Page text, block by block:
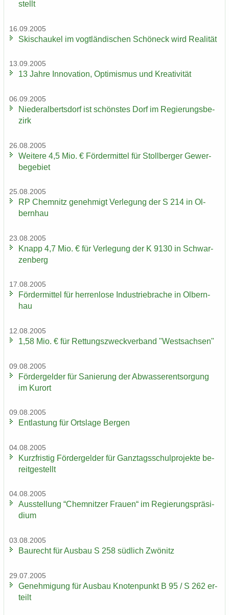
stellt
16.09.2005
Ski­schau­kel im vogt­län­di­schen Schöneck wird Rea­li­tät
13.09.2005
13 Jahre In­no­va­ti­on, Op­ti­mis­mus und Krea­ti­vi­tät
06.09.2005
Nie­der­al­berts­dorf ist schöns­tes Dorf im Re­gie­rungs­be­
zirk
26.08.2005
Wei­te­re 4,5 Mio. € För­der­mit­tel für Stoll­ber­ger Ge­wer­
be­ge­biet
25.08.2005
RP Chem­nitz ge­neh­migt Ver­le­gung der S 214 in Ol­
bern­hau
23.08.2005
Knapp 4,7 Mio. € für Ver­le­gung der K 9130 in Schwar­
zen­berg
17.08.2005
För­der­mit­tel für her­ren­lo­se In­dus­trie­bra­che in Ol­bern­
hau
12.08.2005
1,58 Mio. € für Ret­tungs­zweck­ver­band "West­sach­sen"
09.08.2005
För­der­gel­der für Sa­nie­rung der Ab­was­ser­ent­sor­gung
im Kur­ort
09.08.2005
Ent­las­tung für Orts­la­ge Ber­gen
04.08.2005
Kurz­fris­tig För­der­gel­der für Ganz­tags­schul­pro­jek­te be­
reit­ge­stellt
04.08.2005
Aus­stel­lung “Chem­nit­zer Frau­en“ im Re­gie­rungs­prä­si­
di­um
03.08.2005
Bau­recht für Aus­bau S 258 süd­lich Zwö­nitz
29.07.2005
Ge­neh­mi­gung für Aus­bau Kno­ten­punkt B 95 / S 262 er­
teilt